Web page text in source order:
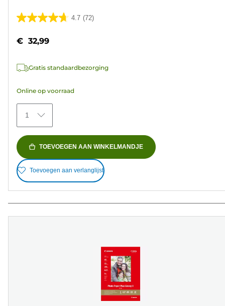
4.7 (72)
4.7
de
sterren.
beoordelingen
€ 32,99
Gratis standaardbezorging
Online op voorraad
1
TOEVOEGEN AAN WINKELMANDJE
Toevoegen aan verlanglijst